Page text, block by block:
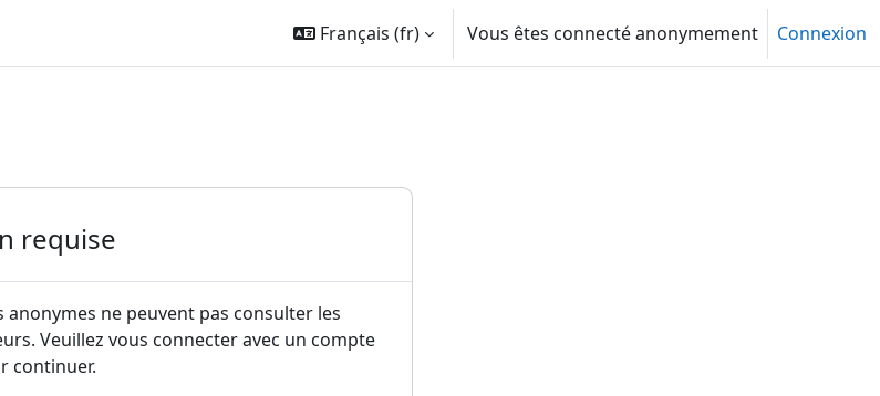
Français ‎(fr)‎ Vous êtes connecté anonymement Connexion
requise
anonymes ne peuvent pas consulter les
Veuillez vous connecter avec un compte
continuer.